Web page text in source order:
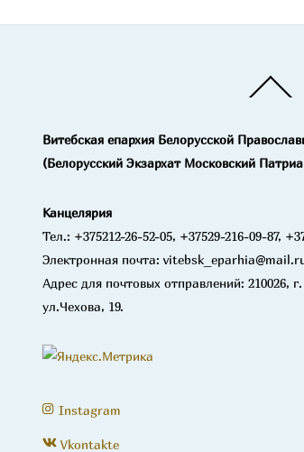
To
Витебская епархия Белорусской
(Белорусский Экзархат Московский
Канцелярия
Тел.: +375212-26-52-05, +37529-216-09-87,
Электронная почта:
Адрес для почтовых отправлений: 210026,
ул.Чехова, 19.
Instagram
Vkontakte